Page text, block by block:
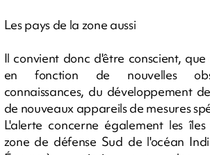
Les pays de la zone aussi
Il convient donc d'être conscient,
en fonction de nouvelles
connaissances, du développement
de nouveaux appareils de mesures
L'alerte concerne également les
zone de défense Sud de l'océan